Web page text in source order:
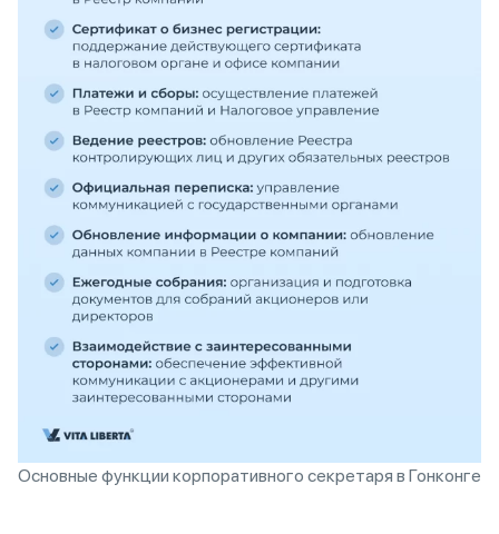
Основные функции корпоративного секретаря в Гонконге